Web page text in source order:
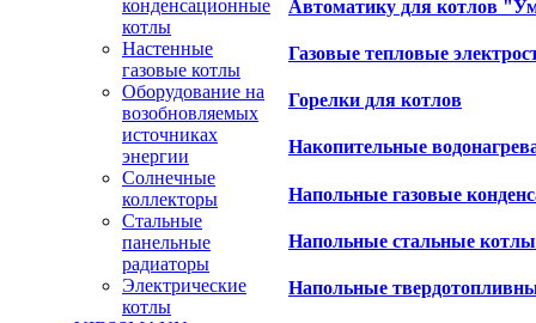
конденсационные
котлы
Настенные
газовые котлы
Оборудование на
возобновляемых
источниках
энергии
Солнечные
коллекторы
Стальные
панельные
радиаторы
Электрические
котлы
Автоматику для котлов
Газовые тепловые
Горелки для котлов
Накопительные
Напольные газовые
Напольные стальные котлы
Напольные